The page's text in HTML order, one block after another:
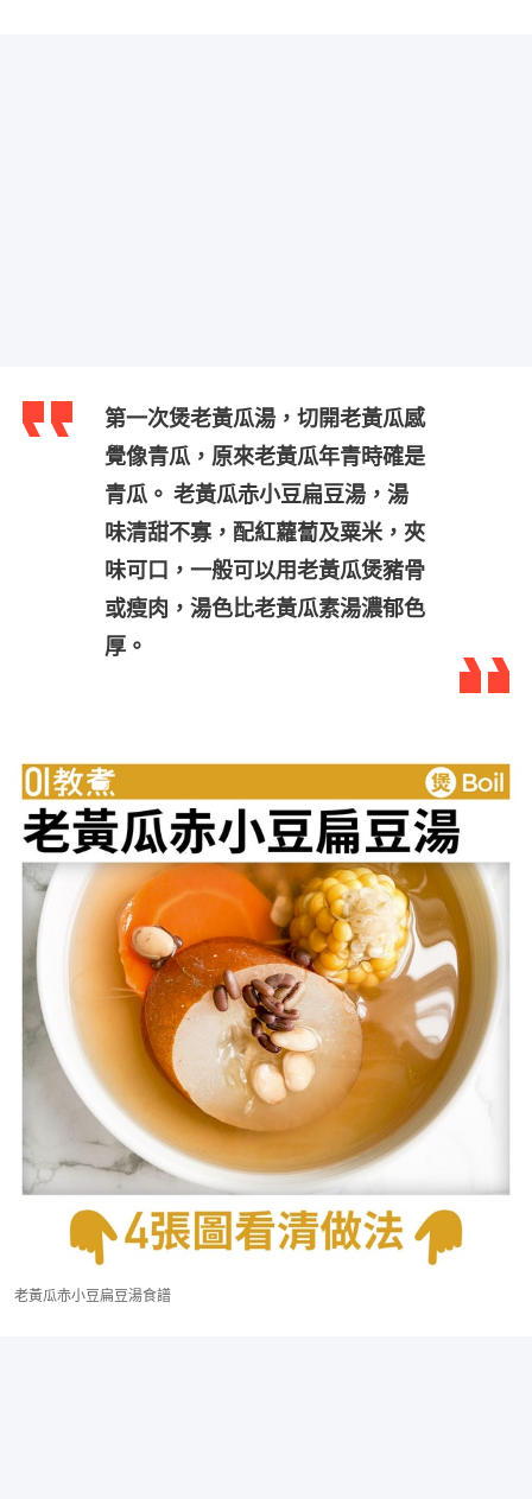
第一次煲老黃瓜湯，切開老黃瓜感
覺像青瓜，原來老黃瓜年青時確是
青瓜。 老黃瓜赤小豆扁豆湯，湯
味清甜不寡，配紅蘿蔔及粟米，夾
味可口，一般可以用老黃瓜煲豬骨
或瘦肉，湯色比老黃瓜素湯濃郁色
厚。
老黃瓜赤小豆扁豆湯食譜